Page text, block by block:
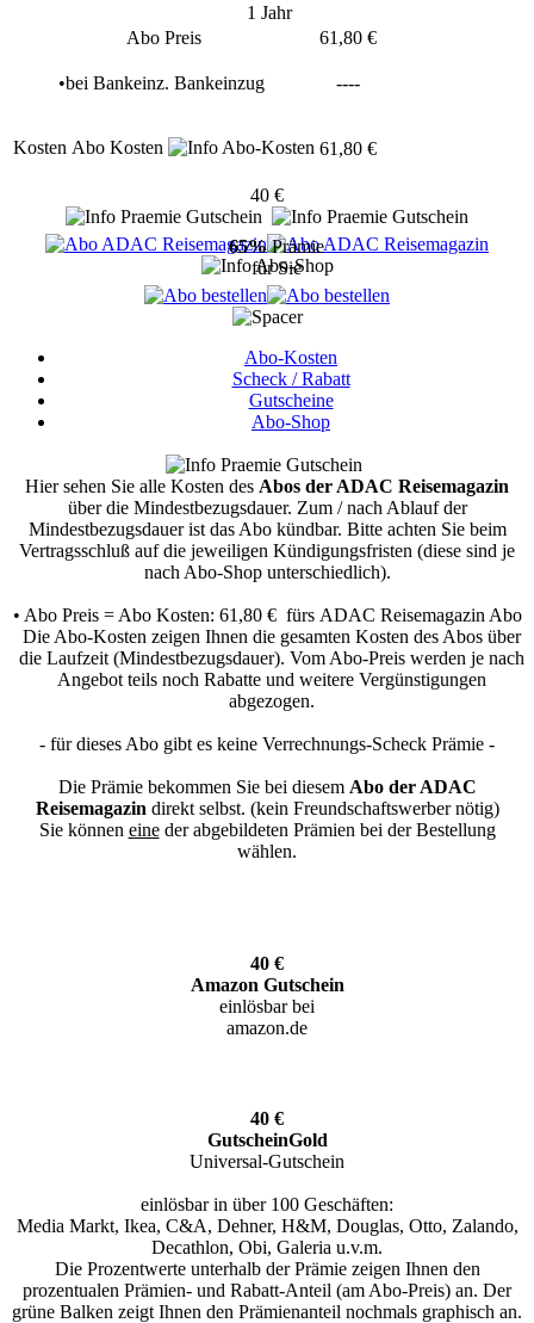
1 Jahr
Abo Preis
61,80 €
•bei Bankeinz. Bankeinzug ----
Kosten Abo Kosten 61,80 €
40 €
65% Prämie
für Sie
Abo-Kosten
Scheck / Rabatt
Gutscheine
Abo-Shop
Hier sehen Sie alle Kosten des Abos der ADAC Reisemagazin
über die Mindestbezugsdauer. Zum / nach Ablauf der
Mindestbezugsdauer ist das Abo kündbar. Bitte achten Sie beim
Vertragsschluß auf die jeweiligen Kündigungsfristen (diese sind je
nach Abo-Shop unterschiedlich).
• Abo Preis = Abo Kosten: 61,80 € fürs ADAC Reisemagazin Abo
Die Abo-Kosten zeigen Ihnen die gesamten Kosten des Abos über
die Laufzeit (Mindestbezugsdauer). Vom Abo-Preis werden je nach
Angebot teils noch Rabatte und weitere Vergünstigungen
abgezogen.
- für dieses Abo gibt es keine Verrechnungs-Scheck Prämie -
Die Prämie bekommen Sie bei diesem Abo der ADAC
Reisemagazin direkt selbst. (kein Freundschaftswerber nötig)
Sie können eineder abgebildeten Prämien bei der Bestellung
wählen.
40 €
Amazon Gutschein
einlösbar bei
amazon.de
40 €
GutscheinGold
Universal-Gutschein
einlösbar in über 100 Geschäften:
Media Markt, Ikea, C&A, Dehner, H&M, Douglas, Otto, Zalando,
Decathlon, Obi, Galeria u.v.m.
Die Prozentwerte unterhalb der Prämie zeigen Ihnen den
prozentualen Prämien- und Rabatt-Anteil (am Abo-Preis) an. Der
grüne Balken zeigt Ihnen den Prämienanteil nochmals graphisch an.